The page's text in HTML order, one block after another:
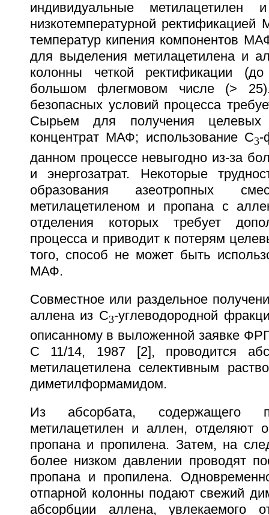
индивидуальные
низкотемпературной
температур кипения компонентов
для выделения метилацетилена и
колонны четкой ректификации
большом флегмовом числе (>
безопасных условий процесса
Сырьем для получения целевых
концентрат МАФ; использование С3-
данном процессе невыгодно из-за
и энергозатрат. Некоторые
образования азеотропных
метилацетиленом и пропана с
отделения которых требует
процесса и приводит к потерям
того, способ не может быть
МАФ.
Совместное или раздельное
аллена из С3-углеводородной
описанному в выложенной заявке
С 11/14, 1987 [2], проводится
метилацетилена селективным
диметилформамидом.
Из абсорбата, содержащего
метилацетилен и аллен, отделяют
пропана и пропилена. Затем, на
более низком давлении проводят
пропана и пропилена.
отпарной колонны подают свежий
абсорбции аллена, увлекаемого